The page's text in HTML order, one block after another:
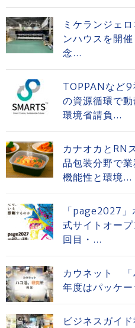
ミケランジェ
ンハウスを開
念...
TOPPANなど
の資源循環で
環境省請負...
カナオカとRN
品包装分野で
機能性と環境...
「page2027
式サイトオー
回目・...
カウネット 「
年度はパッケ
ビジネスガイ